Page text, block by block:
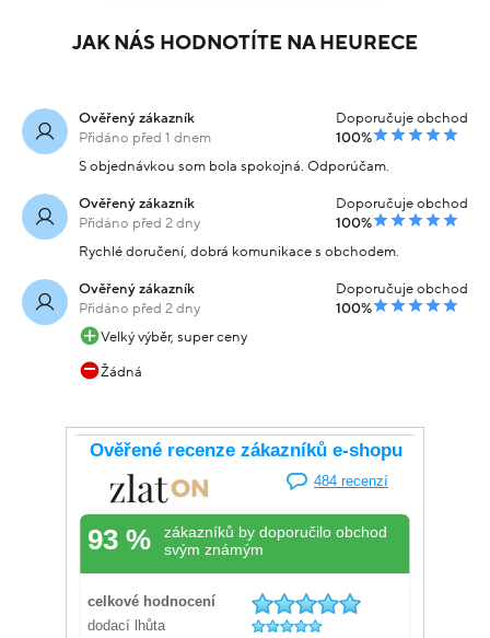
JAK NÁS HODNOTÍTE NA HEURECE
Ověřený zákazník
Přidáno před 1 dnem
Doporučuje obchod
100%
S objednávkou som bola spokojná. Odporúčam.
Ověřený zákazník
Přidáno před 2 dny
Doporučuje obchod
100%
Rychlé doručení, dobrá komunikace s obchodem.
Ověřený zákazník
Přidáno před 2 dny
Doporučuje obchod
100%
Velký výběr, super ceny
Žádná